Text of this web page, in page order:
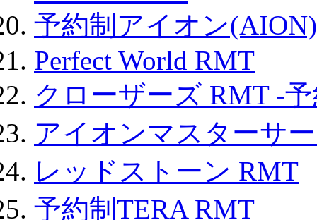
予約制アイオン
Perfect World RMT
クローザーズ RMT -
アイオンマスターサ
レッドストーン RMT
予約制TERA RMT